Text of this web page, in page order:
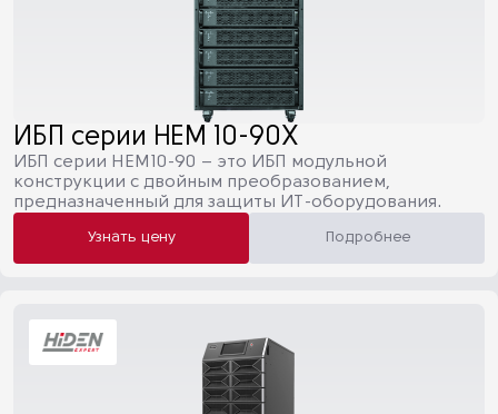
ИБП серии HEM 10-90X
ИБП серии HEM10-90 – это ИБП модульной
конструкции с двойным преобразованием,
предназначенный для защиты ИТ-оборудования.
Узнать цену Подробнее